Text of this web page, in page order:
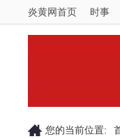
炎黄网首页 时事
您的当前位置: